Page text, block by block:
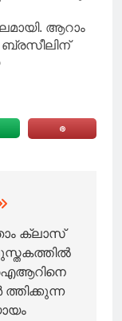
ആറാം
ബ്രസീലിന്
ക്ലാസ്
ത്തിക്കുന്ന